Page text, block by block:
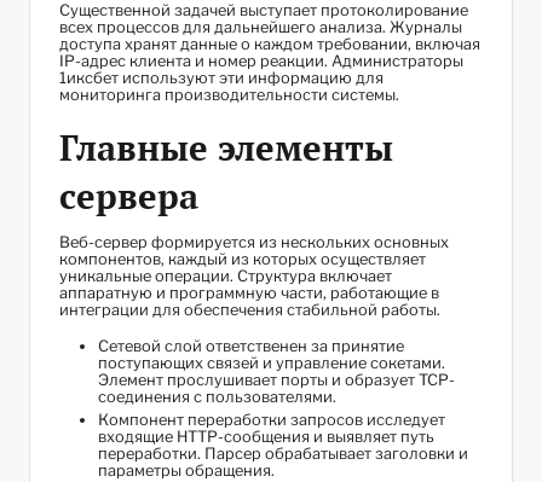
Существенной задачей выступает протоколирование
всех процессов для дальнейшего анализа. Журналы
доступа хранят данные о каждом требовании, включая
IP-адрес клиента и номер реакции. Администраторы
1иксбет используют эти информацию для
мониторинга производительности системы.
Главные элементы
сервера
Веб-сервер формируется из нескольких основных
компонентов, каждый из которых осуществляет
уникальные операции. Структура включает
аппаратную и программную части, работающие в
интеграции для обеспечения стабильной работы.
Сетевой слой ответственен за принятие
поступающих связей и управление сокетами.
Элемент прослушивает порты и образует TCP-
соединения с пользователями.
Компонент переработки запросов исследует
входящие HTTP-сообщения и выявляет путь
переработки. Парсер обрабатывает заголовки и
параметры обращения.